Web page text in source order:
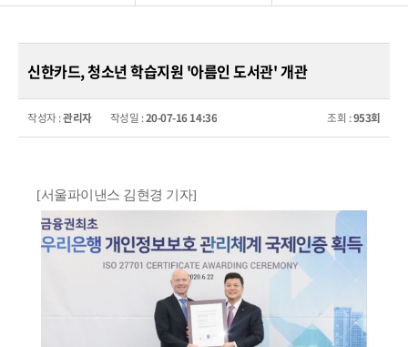
신한카드, 청소년 학습지원 '아름인 도서관' 개관
작성자 :관리자 작성일 :20-07-16 14:36 조회 :953회
[서울파이낸스 김현경 기자]